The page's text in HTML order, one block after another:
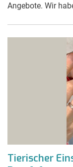
Angebote. Wir
Tierischer